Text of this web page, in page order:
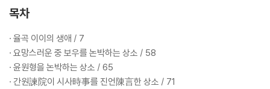
개혁, 선상(選上 ,지방의 노비를 뽑아 서울의 관아로 보냄)제도의 개선,
에 대한 진술은 당시까지 역대 조정에서의 해당 정사의 변천 과정을 따지
고 분석한 토대 위에서 ‘옛 제도를 개량하여 새로운 법규를 만든다.’는 정신
으로 일관하고 있다.
목차
· 율곡 이이의 생애 / 7
· 요망스러운 중 보우를 논박하는 상소 / 58
· 윤원형을 논박하는 상소 / 65
· 간원諫院이 시사時事를 진언陳言한 상소 / 71